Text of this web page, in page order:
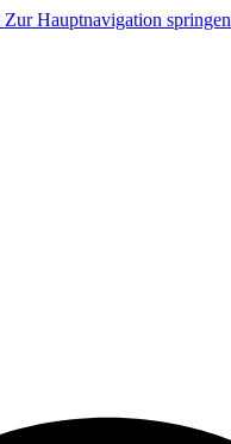
Zur Hauptnavigation springen